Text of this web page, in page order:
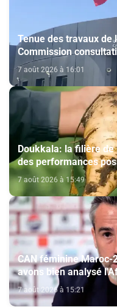
Tenue des travaux de
Commission
sur la délivrance de la
cinéma (CCM)
7 août 2026 à 16:01
Doukkala: la filière
des performances
agricole 2025-2026
7 août 2026 à 15:49
CAN féminine Maroc-
avons bien analysé
chercher la victoire"
7 août 2026 à 15:21